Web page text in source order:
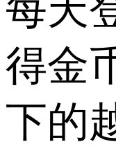
每天
得金
下的